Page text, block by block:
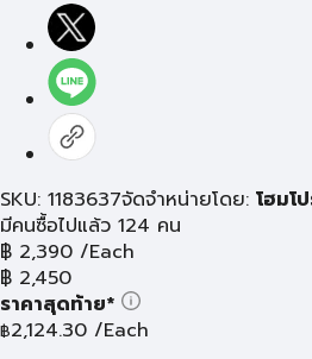
SKU: 1183637จัดจำหน่ายโดย: โฮมโ
มีคนซื้อไปแล้ว 124 คน
฿ 2,390 /Each
฿ 2,450
ราคาสุดท้าย*
฿2,124.30 /Each